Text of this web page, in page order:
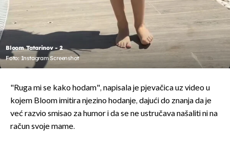
Bloom Tatarinov - 2
Foto: Instagram Screenshot
"Ruga mi se kako hodam", napisala je pjevačica uz video u
kojem Bloom imitira njezino hodanje, dajući do znanja da je
već razvio smisao za humor i da se ne ustručava našaliti ni na
račun svoje mame.